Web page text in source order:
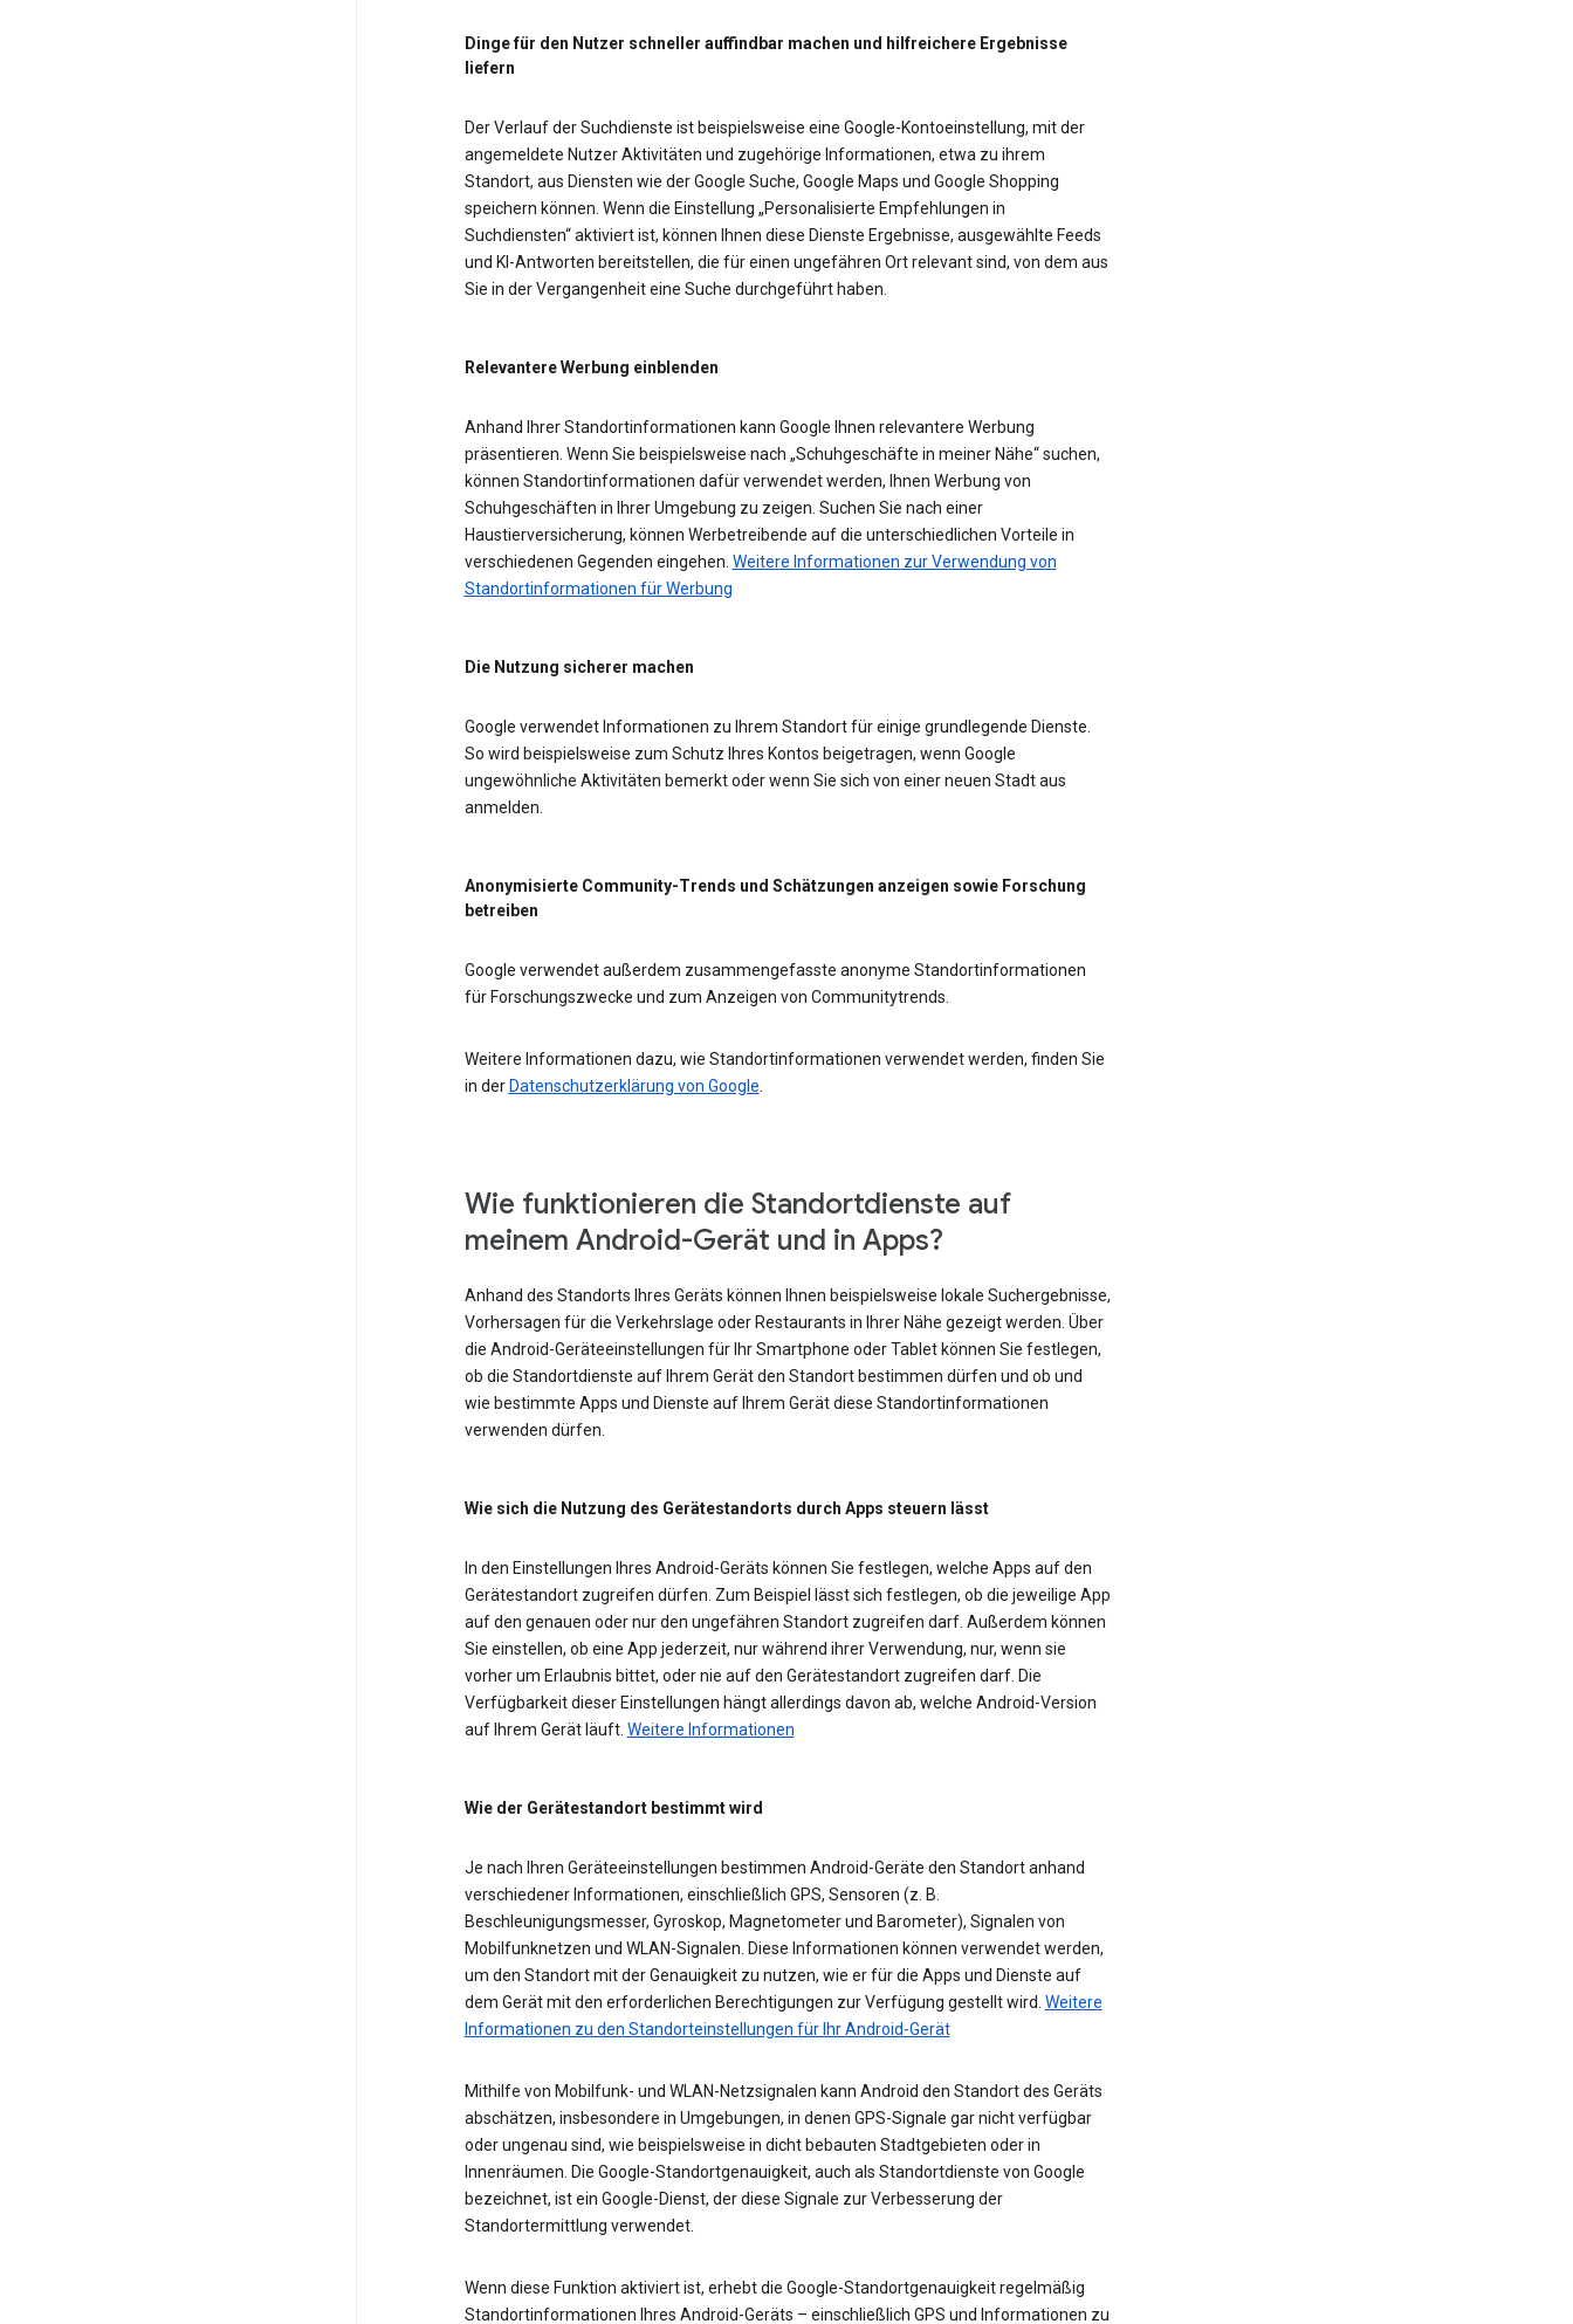
Dinge für den Nutzer schneller auffindbar machen und hilfreichere Ergebnisse
liefern
Der Verlauf der Suchdienste ist beispielsweise eine Google-Kontoeinstellung, mit der
angemeldete Nutzer Aktivitäten und zugehörige Informationen, etwa zu ihrem
Standort, aus Diensten wie der Google Suche, Google Maps und Google Shopping
speichern können. Wenn die Einstellung „Personalisierte Empfehlungen in
Suchdiensten“ aktiviert ist, können Ihnen diese Dienste Ergebnisse, ausgewählte Feeds
und KI-Antworten bereitstellen, die für einen ungefähren Ort relevant sind, von dem aus
Sie in der Vergangenheit eine Suche durchgeführt haben.
Relevantere Werbung einblenden
Anhand Ihrer Standortinformationen kann Google Ihnen relevantere Werbung
präsentieren. Wenn Sie beispielsweise nach „Schuhgeschäfte in meiner Nähe“ suchen,
können Standortinformationen dafür verwendet werden, Ihnen Werbung von
Schuhgeschäften in Ihrer Umgebung zu zeigen. Suchen Sie nach einer
Haustierversicherung, können Werbetreibende auf die unterschiedlichen Vorteile in
verschiedenen Gegenden eingehen. Weitere Informationen zur Verwendung von
Standortinformationen für Werbung
Die Nutzung sicherer machen
Google verwendet Informationen zu Ihrem Standort für einige grundlegende Dienste.
So wird beispielsweise zum Schutz Ihres Kontos beigetragen, wenn Google
ungewöhnliche Aktivitäten bemerkt oder wenn Sie sich von einer neuen Stadt aus
anmelden.
Anonymisierte Community-Trends und Schätzungen anzeigen sowie Forschung
betreiben
Google verwendet außerdem zusammengefasste anonyme Standortinformationen
für Forschungszwecke und zum Anzeigen von Communitytrends.
Weitere Informationen dazu, wie Standortinformationen verwendet werden, finden Sie
in der Datenschutzerklärung von Google
Wie funktionieren die Standortdienste auf
meinem Android-Gerät und in Apps?
Anhand des Standorts Ihres Geräts können Ihnen beispielsweise lokale Suchergebnisse,
Vorhersagen für die Verkehrslage oder Restaurants in Ihrer Nähe gezeigt werden. Über
die Android-Geräteeinstellungen für Ihr Smartphone oder Tablet können Sie festlegen,
ob die Standortdienste auf Ihrem Gerät den Standort bestimmen dürfen und ob und
wie bestimmte Apps und Dienste auf Ihrem Gerät diese Standortinformationen
verwenden dürfen.
Wie sich die Nutzung des Gerätestandorts durch Apps steuern lässt
In den Einstellungen Ihres Android-Geräts können Sie festlegen, welche Apps auf den
Gerätestandort zugreifen dürfen. Zum Beispiel lässt sich festlegen, ob die jeweilige App
auf den genauen oder nur den ungefähren Standort zugreifen darf. Außerdem können
Sie einstellen, ob eine App jederzeit, nur während ihrer Verwendung, nur, wenn sie
vorher um Erlaubnis bittet, oder nie auf den Gerätestandort zugreifen darf. Die
Verfügbarkeit dieser Einstellungen hängt allerdings davon ab, welche Android-Version
auf Ihrem Gerät läuft. Weitere Informationen
Wie der Gerätestandort bestimmt wird
Je nach Ihren Geräteeinstellungen bestimmen Android-Geräte den Standort anhand
verschiedener Informationen, einschließlich GPS, Sensoren (z. B.
Beschleunigungsmesser, Gyroskop, Magnetometer und Barometer), Signalen von
Mobilfunknetzen und WLAN-Signalen. Diese Informationen können verwendet werden,
um den Standort mit der Genauigkeit zu nutzen, wie er für die Apps und Dienste auf
dem Gerät mit den erforderlichen Berechtigungen zur Verfügung gestellt wird. Weitere
Informationen zu den Standorteinstellungen für Ihr Android-Gerät
Mithilfe von Mobilfunk- und WLAN-Netzsignalen kann Android den Standort des Geräts
abschätzen, insbesondere in Umgebungen, in denen GPS-Signale gar nicht verfügbar
oder ungenau sind, wie beispielsweise in dicht bebauten Stadtgebieten oder in
Innenräumen. Die Google-Standortgenauigkeit, auch als Standortdienste von Google
bezeichnet, ist ein Google-Dienst, der diese Signale zur Verbesserung der
Standortermittlung verwendet.
Wenn diese Funktion aktiviert ist, erhebt die Google-Standortgenauigkeit regelmäßig
Standortinformationen Ihres Android-Geräts – einschließlich GPS und Informationen zu